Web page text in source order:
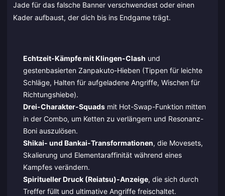
Jade für das falsche Banner verschwendest oder einen
Kader aufbaust, der dich bis ins Endgame trägt.
Echtzeit-Kämpfe mit Klingen-Clash und
gestenbasierten Zanpakuto-Hieben (Tippen für leichte
Schläge, Halten für aufgeladene Angriffe, Wischen für
Richtungshiebe).
Drei-Charakter-Squadsmit Hot-Swap-Funktion mitten
in der Combo, um Ketten zu verlängern und Resonanz-
Boni auszulösen.
Shikai- und Bankai-Transformationen, die Movesets,
Skalierung und Elementaraffinität während eines
Kampfes verändern.
Spiritueller Druck (Reiatsu)-Anzeige, die sich durch
Treffer füllt und ultimative Angriffe freischaltet.